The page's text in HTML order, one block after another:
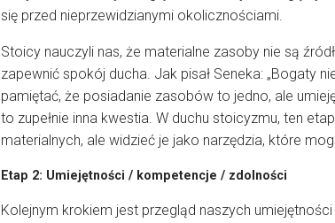
się przed nieprzewidzianymi okolicznościami.
Stoicy nauczyli nas, że materialne zasoby nie są
zapewnić spokój ducha. Jak pisał Seneka: „Bogaty
pamiętać, że posiadanie zasobów to jedno, ale
to zupełnie inna kwestia. W duchu stoicyzmu, ten
materialnych, ale widzieć je jako narzędzia, które
Etap 2: Umiejętności / kompetencje / zdolności
Kolejnym krokiem jest przegląd naszych